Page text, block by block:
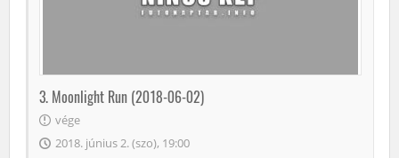
3. Moonlight Run (2018-06-02)
vége
2018. június 2. (szo), 19:00